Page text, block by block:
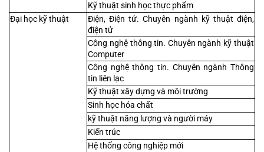
Kỹ thuật sinh học thực phẩm
Đại học kỹ thuật
Điện, Điện tử. Chuyên ngành kỹ thuật điện,
điện tử
Công nghệ thông tin. Chuyên ngành kỹ thuật
Computer
Công nghệ thông tin. Chuyên ngành Thông
tin liên lạc
Kỹ thuật xây dựng và môi trường
Sinh học hóa chất
kỹ thuật năng lượng và người máy
Kiến trúc
Hệ thống công nghiệp mới